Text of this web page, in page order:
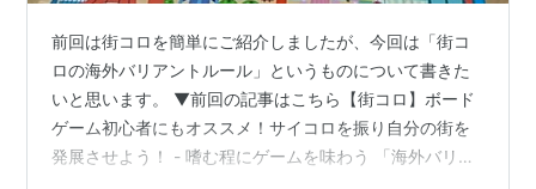
前回は街コロを簡単にご紹介しましたが、今回は「街コ
ロの海外バリアントルール」というものについて書きた
いと思います。 ▼前回の記事はこちら【街コロ】ボード
ゲーム初心者にもオススメ！サイコロを振り自分の街を
発展させよう！ - 嗜む程にゲームを味わう 「海外バリア